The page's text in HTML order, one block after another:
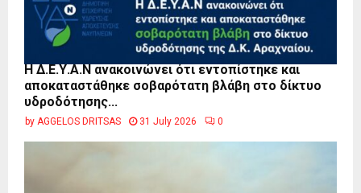
Η Δ.Ε.Υ.Α.Ν ανακοινώνει ότι εντοπίστηκε και
αποκαταστάθηκε σοβαρότατη βλάβη στο δίκτυο
υδροδότησης...
by AGGELOS DRITSAS 31 July 2026 0